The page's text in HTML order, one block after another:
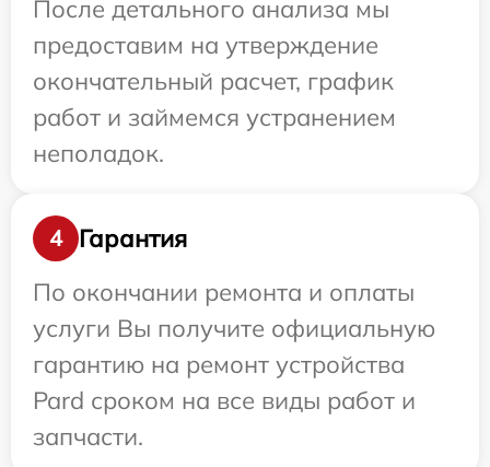
После детального анализа мы
предоставим на утверждение
окончательный расчет, график
работ и займемся устранением
неполадок.
4
Гарантия
По окончании ремонта и оплаты
услуги Вы получите официальную
гарантию на ремонт устройства
Pard сроком на все виды работ и
запчасти.